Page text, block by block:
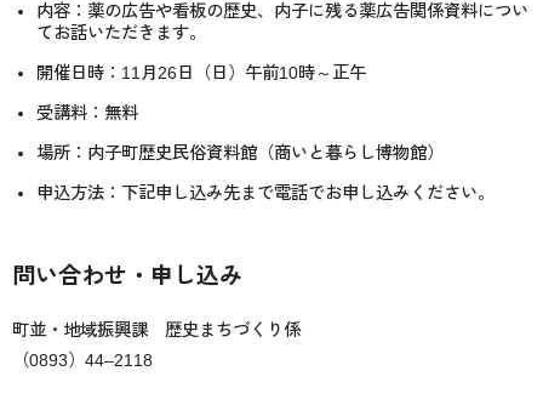
内容：薬の広告や看板の歴史、内子に残る薬広告関係資料につい
てお話いただきます。
開催日時： 11 月 26 日（日）午前10時～ 正午
受講料：無料
場所：内子町歴史民俗資料館（商いと暮らし博物館）
申込方法：下記申し込み先まで電話でお申し込みください。
問い合わせ・申し込み
町並・地域振興課 歴史まちづくり係
（0893） 44–2118